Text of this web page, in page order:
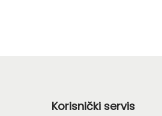
Korisnički servis